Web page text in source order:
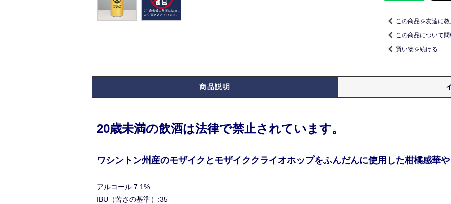
この商品を友達に教
この商品について
買い物を続ける
商品説明
20歳未満の飲酒は法律で禁止されています。
ワシントン州産のモザイクとモザイククライオホップをふんだんに使用した柑橘感華
アルコール:7.1%
IBU（苦さの基準）:35